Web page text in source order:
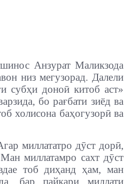
Анзурат Маликзода
низ мегузорад. Далели
субҳи доноӣ китоб аст»
бо рағбати зиёд ва
холисона баҳогузорӣ ва
миллататро дӯст дорӣ,
миллатамро сахт дӯст
тоб диҳанд ҳам, ман